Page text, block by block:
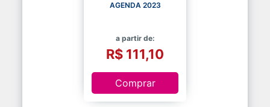
AGENDA 2023
a partir de:
R$ 111,10
Comprar